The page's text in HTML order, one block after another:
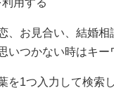
用する
、お見合い、結婚
いつかない時はキー
を1つ入力して検索